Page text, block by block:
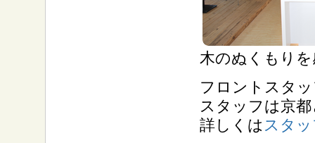
木のぬくもり
フロントスタ
スタッフは京
詳しくは スタ